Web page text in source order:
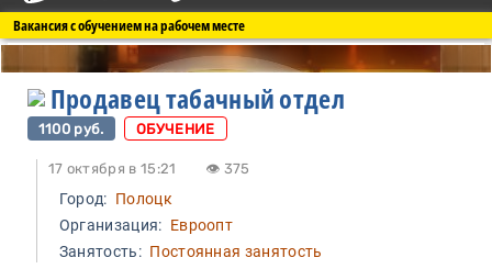
Вакансия с обучением на рабочем месте
Продавец табачный отдел
1100 руб. ОБУЧЕНИЕ
17 октября в 15:21 👁 375
Город: Полоцк
Организация: Евроопт
Занятость:Постоянная занятость